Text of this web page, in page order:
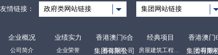
友情链接： 政府类网站链接 集团网站链接
企业概况
公司简介
业绩实力
企业荣誉
香港澳门6合
集团有限公司
裕达新闻
经典项目
房屋建筑工程项目
香港澳门
集团有限
公司形象